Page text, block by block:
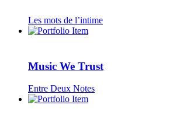
Les mots de l’intime
Music We Trust
Entre Deux Notes